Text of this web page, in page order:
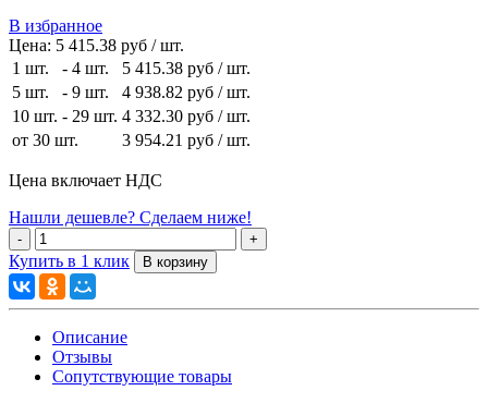
В избранное
Цена: 5 415.38 руб / шт.
1 шт.
- 4 шт. 5 415.38 руб / шт.
5 шт.
- 9 шт. 4 938.82 руб / шт.
10 шт. - 29 шт. 4 332.30 руб / шт.
от 30 шт.
3 954.21 руб / шт.
Цена включает НДС
Нашли дешевле? Сделаем ниже!
Купить в 1 клик
Описание
Отзывы
Сопутствующие товары